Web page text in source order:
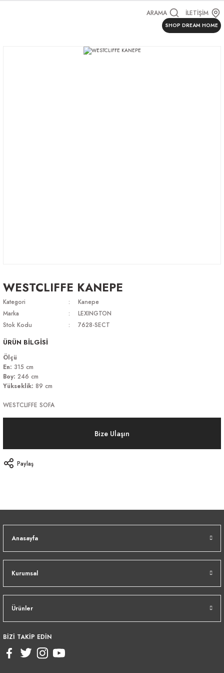
ARAMA İLETİŞİM
SHOP DREAM HOME
WESTCLIFFE KANEPE
Kategori
Kanepe
Marka
LEXINGTON
Stok Kodu
7628-SECT
ÜRÜN BİLGİSİ
Ölçü
En: 315 cm
Boy: 246 cm
Yükseklik: 89 cm
WESTCLIFFE SOFA
Bize Ulaşın
Paylaş
Anasayfa
Kurumsal
Ürünler
BİZİ TAKİP EDİN